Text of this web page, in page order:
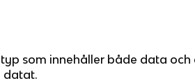
som innehåller både data
datat.